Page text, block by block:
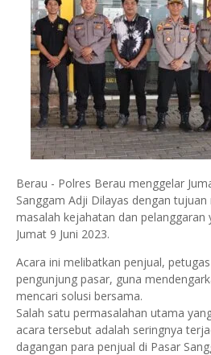
Berau - Polres Berau menggelar
Sanggam Adji Dilayas dengan
masalah kejahatan dan pelanggaran
Jumat 9 Juni 2023.
Acara ini melibatkan penjual,
pengunjung pasar, guna
mencari solusi bersama.
Salah satu permasalahan utama
acara tersebut adalah seringnya
dagangan para penjual di Pasar